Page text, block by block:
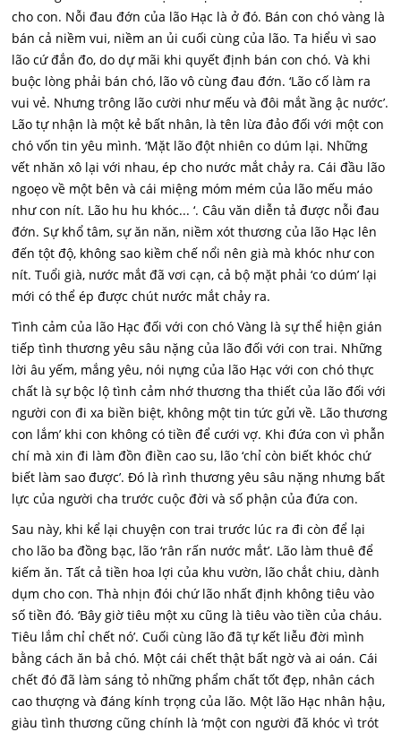
cho con. Nỗi đau đớn của lão Hạc là ở đó. Bán con chó vàng là
bán cả niềm vui, niềm an ủi cuối cùng của lão. Ta hiểu vì sao
lão cứ đắn đo, do dự mãi khi quyết định bán con chó. Và khi
buộc lòng phải bán chó, lão vô cùng đau đớn. ‘Lão cố làm ra
vui vẻ. Nhưng trông lão cười như mếu và đôi mắt ầng ậc nước’.
Lão tự nhận là một kẻ bất nhân, là tên lừa đảo đối với một con
chó vốn tin yêu mình. ‘Mặt lão đột nhiên co dúm lại. Những
vết nhăn xô lại với nhau, ép cho nước mắt chảy ra. Cái đầu lão
ngoẹo về một bên và cái miệng móm mém của lão mếu máo
như con nít. Lão hu hu khóc... ‘. Câu văn diễn tả được nỗi đau
đớn. Sự khổ tâm, sự ăn năn, niềm xót thương của lão Hạc lên
đến tột độ, không sao kiềm chế nổi nên già mà khóc như con
nít. Tuổi già, nước mắt đã vơi cạn, cả bộ mặt phải ‘co dúm’ lại
mới có thể ép được chút nước mắt chảy ra.
Tình cảm của lão Hạc đối với con chó Vàng là sự thể hiện gián
tiếp tình thương yêu sâu nặng của lão đối với con trai. Những
lời âu yếm, mắng yêu, nói nựng của lão Hạc với con chó thực
chất là sự bộc lộ tình cảm nhớ thương tha thiết của lão đối với
người con đi xa biền biệt, không một tin tức gửi về. Lão thương
con lắm’ khi con không có tiền để cưới vợ. Khi đứa con vì phẫn
chí mà xin đi làm đồn điền cao su, lão ‘chỉ còn biết khóc chứ
biết làm sao được’. Đó là rình thương yêu sâu nặng nhưng bất
lực của người cha trước cuộc đời và số phận của đứa con.
Sau này, khi kể lại chuyện con trai trước lúc ra đi còn để lại
cho lão ba đồng bạc, lão ‘rân rấn nước mắt’. Lão làm thuê để
kiếm ăn. Tất cả tiền hoa lợi của khu vườn, lão chắt chiu, dành
dụm cho con.Thà nhịn đói chứ lão nhất định không tiêu vào
số tiền đó. ‘Bây giờ tiêu một xu cũng là tiêu vào tiền của cháu.
Tiêu lắm chỉ chết nó’. Cuối cùng lão đã tự kết liễu đời mình
bằng cách ăn bả chó. Một cái chết thật bất ngờ và ai oán. Cái
chết đó đã làm sáng tỏ những phẩm chất tốt đẹp, nhân cách
cao thượng và đáng kính trọng của lão. Một lão Hạc nhân hậu,
giàu tình thương cũng chính là ‘một con người đã khóc vì trót